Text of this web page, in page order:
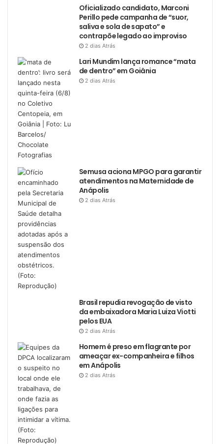
Oficializado candidato, Marconi
Perillo pede campanha de “suor,
saliva e sola de sapato” e
contrapõe legado ao improviso
2 dias Atrás
Lari Mundim lança romance “mata
de dentro” em Goiânia
2 dias Atrás
Semusa aciona MPGO para garantir
atendimentos na Maternidade de
Anápolis
2 dias Atrás
Brasil repudia revogação de visto
da embaixadora Maria Luiza Viotti
pelos EUA
2 dias Atrás
Homem é preso em flagrante por
ameaçar ex-companheira e filhos
em Anápolis
2 dias Atrás